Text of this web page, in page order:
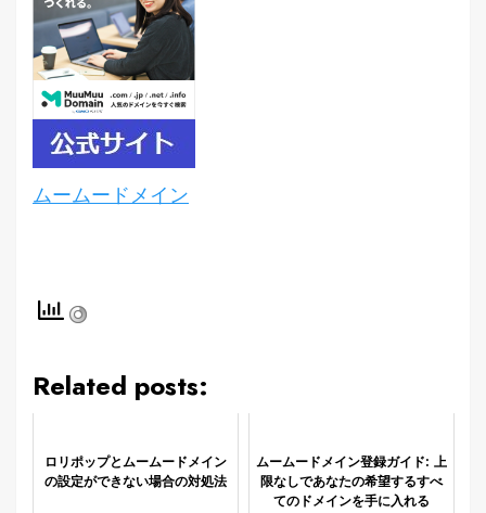
ムームードメイン
Related posts:
ロリポップとムームードメイン
の設定ができない場合の対処法
ムームードメイン登録ガイド: 上
限なしであなたの希望するすべ
てのドメインを手に入れる